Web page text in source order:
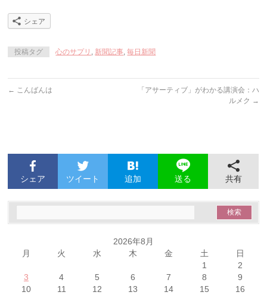
シェア
投稿タグ 心のサプリ , 新聞記事,毎日新聞
← こんばんは
「アサーティブ」がわかる講演会：ハ
ルメク →
シェア ツイート 追加 送る 共有
2026年8月
月
火 水 木 金 土 日
1
2
3
4 5 6 7 8
9
10
11 12 13 14 15
16